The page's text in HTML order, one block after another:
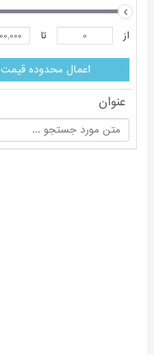
از تا
اعمال محدوده قیمت
عنوان